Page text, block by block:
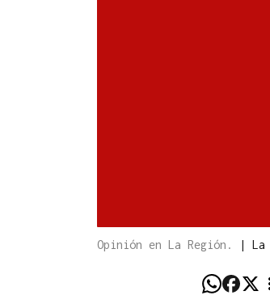
Opinión en La Región. | La